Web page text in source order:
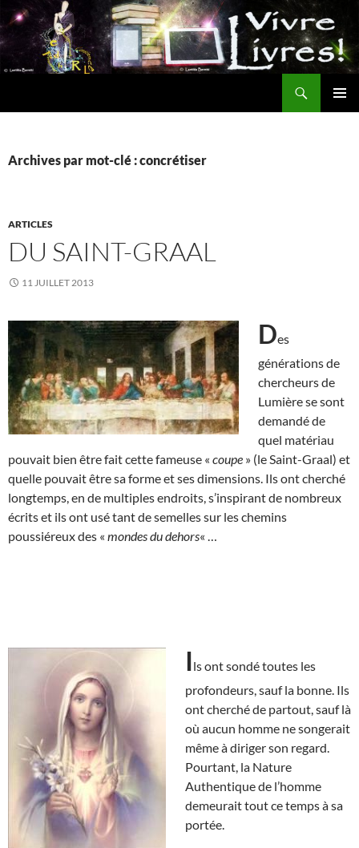
Aller
au
contenu
Archives par mot-clé : concrétiser
ARTICLES
DU SAINT-GRAAL
11 JUILLET 2013
Des
générations de
chercheurs de
Lumière se sont
demandé de
quel matériau
pouvait bien être fait cette fameuse « coupe » (le Saint-Graal) et
quelle pouvait être sa forme et ses dimensions. Ils ont cherché
longtemps, en de multiples endroits, s’inspirant de nombreux
écrits et ils ont usé tant de semelles sur les chemins
poussiéreux des « mondes du dehors« …
Ils ont sondé toutes les
profondeurs, sauf la bonne. Ils
ont cherché de partout, sauf là
où aucun homme ne songerait
même à diriger son regard.
Pourtant, la Nature
Authentique de l’homme
demeurait tout ce temps à sa
portée.